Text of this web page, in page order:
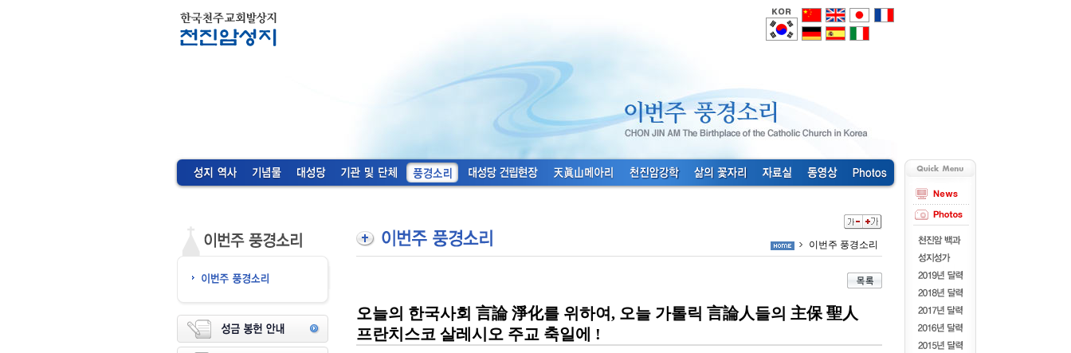
이번주 풍경소리
오늘의 한국사회 言論 淨化를 위하여, 오늘 가톨릭 言論人들의 主保 聖人
프란치스코 살레시오 주교 축일에 !